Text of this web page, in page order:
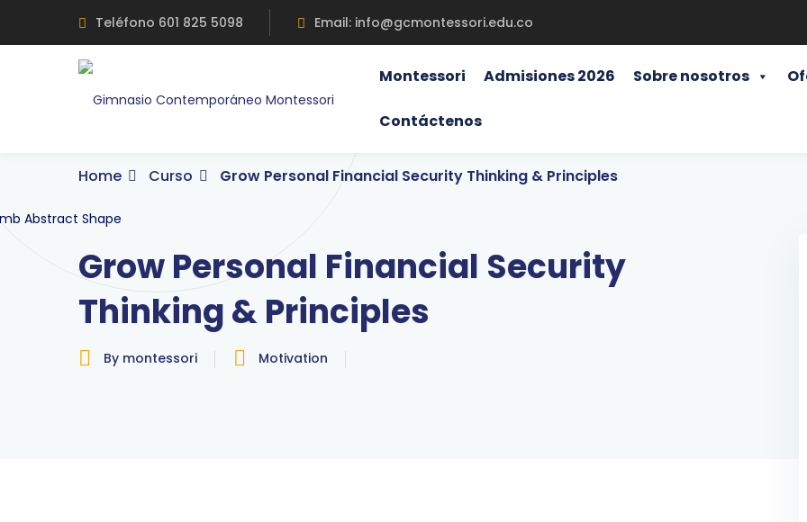
Teléfono 601 825 5098 Email: info@gcmontessori.edu.co
Montessori Admisiones 2026 Sobre nosotros
Contáctenos
Home Curso Grow Personal Financial Security Thinking & Principles
Grow Personal Financial Security
Thinking & Principles
By montessori Motivation